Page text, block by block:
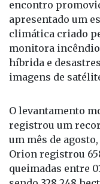
Na quinta-feira
encontro
apresentado um
climática criado
monitora
imagens de
O levantamento
registrou um
um mês de